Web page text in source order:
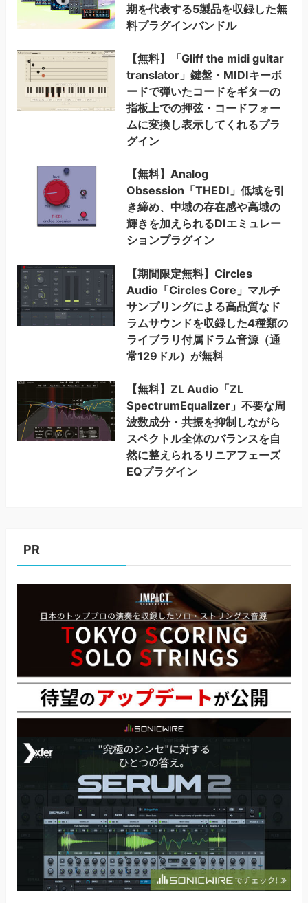
期を代表する5製品を収録した無
料プラグインバンドル
【無料】「Gliff the midi guitar
translator」鍵盤・MIDIキーボ
ードで弾いたコードをギターの
指板上での押弦・コードフォー
ムに変換し表示してくれるプラ
グイン
【無料】Analog
Obsession「THEDI」低域を引
き締め、中域の存在感や高域の
輝きを加えられるDIエミュレー
ションプラグイン
【期間限定無料】Circles
Audio「Circles Core」マルチ
サンプリングによる高品質なド
ラムサウンドを収録した4種類の
ライブラリ付属ドラム音源（通
常129ドル）が無料
【無料】ZL Audio「ZL
SpectrumEqualizer」不要な周
波数成分・共振を抑制しながら
スペクトル全体のバランスを自
然に整えられるリニアフェーズ
EQプラグイン
PR